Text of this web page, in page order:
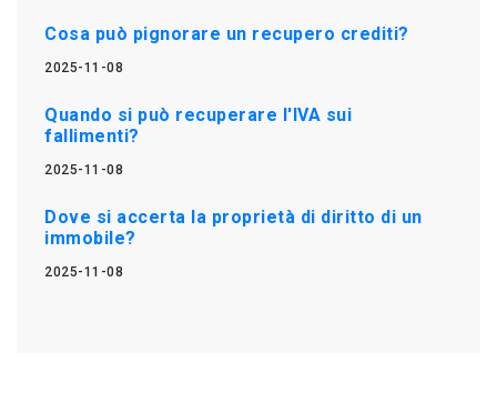
Cosa può pignorare un recupero crediti?
2025-11-08
Quando si può recuperare l'IVA sui
fallimenti?
2025-11-08
Dove si accerta la proprietà di diritto di un
immobile?
2025-11-08